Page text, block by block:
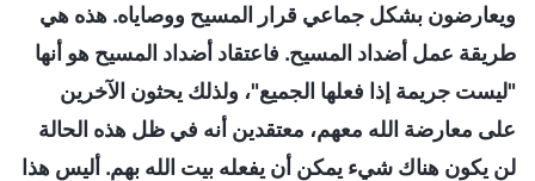
ويعارضون بشكل جماعي قرار المسيح ووصاياه. هذه هي
طريقة عمل أضداد المسيح. فاعتقاد أضداد المسيح هو أنها
"ليست جريمة إذا فعلها الجميع"، ولذلك يحثون الآخرين
على معارضة الله معهم، معتقدين أنه في ظل هذه الحالة
لن يكون هناك شيء يمكن أن يفعله بيت الله بهم. أليس هذا